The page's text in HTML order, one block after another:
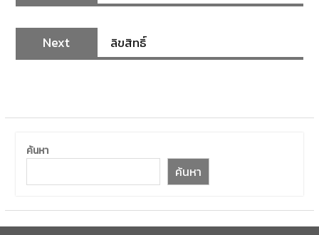
Next ลิขสิทธิ์
ค้นหา
ค้นหา